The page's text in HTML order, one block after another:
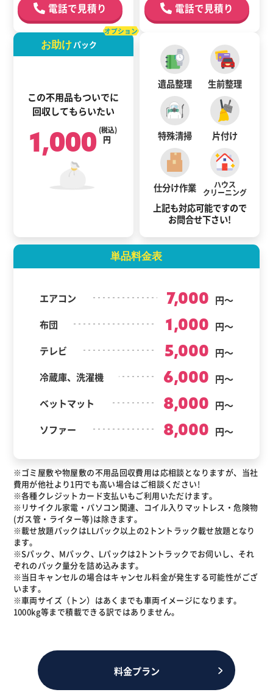
電話で見積り 電話で見積り
お助けパック
この不用品もついでに
回収してもらいたい
オプション
1,000 円
(税込)
遺品整理 生前整理
特殊清掃 片付け
仕分け作業 ハウス
クリーニング
上記も対応可能ですので
お問合せ下さい!
単品料金表
エアコン 7,000 円～
布団
1,000 円～
テレビ
5,000 円～
冷蔵庫、洗濯機
6,000 円～
ベットマット
8,000 円～
ソファー
8,000 円～
※ゴミ屋敷や物屋敷の不用品回収費用は応相談となりますが、当社
費用が他社より1円でも高い場合はご相談ください!
※各種クレジットカード支払いもご利用いただけます。
※リサイクル家電・パソコン関連、コイル入りマットレス・危険物
(ガス管・ライター等)は除きます。
※載せ放題パックはLLパック以上の2トントラック載せ放題となり
ます。
※Sパック、Mパック、Lパックは2トントラックでお伺いし、それ
ぞれのパック量分を詰め込みます。
※当日キャンセルの場合はキャンセル料金が発生する可能性がござ
います。
※車両サイズ（トン）はあくまでも車両イメージになります。
1000kg等まで積載できる訳ではありません。
料金プラン